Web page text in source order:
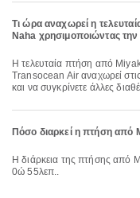
Τι ώρα αναχωρεί η
Naha χρησιμοποιώντας την
Η τελευταία πτήση από Miyakojima προς Okinawa Naha με την Japan
Transocean Air αναχωρεί
και να συγκρίνετε άλλες
Πόσο διαρκεί η πτήση
Η διάρκεια της πτήσης από Miyakojima έως Okinawa Naha είναι περίπου
0ώ 55λεπ..